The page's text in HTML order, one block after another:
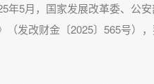
年5月，国家发展改革委、公
发改财金〔2025〕565号）